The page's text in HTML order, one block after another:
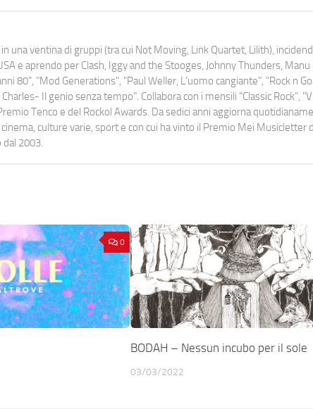
una ventina di gruppi (tra cui Not Moving, Link Quartet, Lilith),
e aprendo per Clash, Iggy and the Stooges, Johnny Thunders, Manu
80", "Mod Generations", "Paul Weller, L’uomo cangiante", "Rock n
Il genio senza tempo". Collabora con i mensili “Classic Rock”,
Tenco e del Rockol Awards. Da sedici anni aggiorna
culture varie, sport e con cui ha vinto il Premio Mei Musicletter
2003.
0
BODAH – Nessun incubo per il sole
03/03/2022